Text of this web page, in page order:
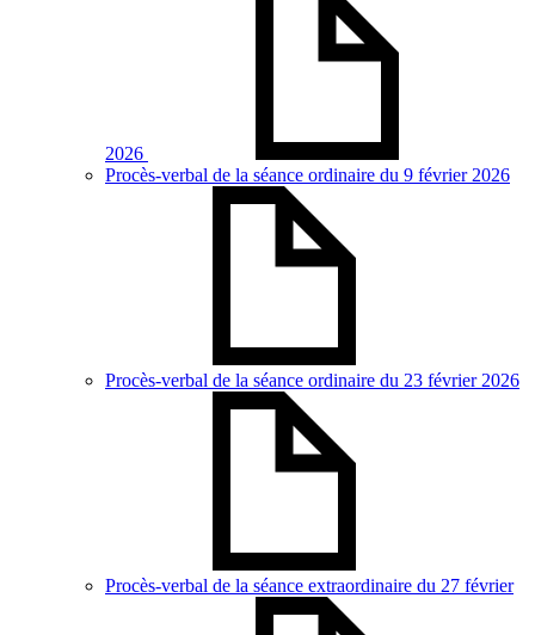
2026
Procès-verbal de la séance ordinaire du 9 février 2026
Procès-verbal de la séance ordinaire du 23 février 2026
Procès-verbal de la séance extraordinaire du 27 février